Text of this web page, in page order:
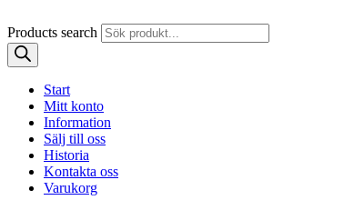
Products search
Start
Mitt konto
Information
Sälj till oss
Historia
Kontakta oss
Varukorg